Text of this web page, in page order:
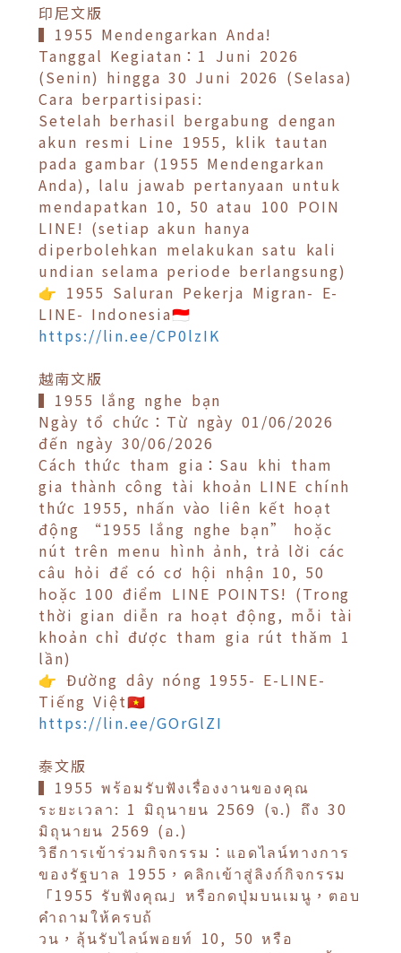
印尼文版
▍1955 Mendengarkan Anda!
Tanggal Kegiatan：1 Juni 2026
(Senin) hingga 30 Juni 2026 (Selasa)
Cara berpartisipasi:
Setelah berhasil bergabung dengan
akun resmi Line 1955, klik tautan
pada gambar (1955 Mendengarkan
Anda), lalu jawab pertanyaan untuk
mendapatkan 10, 50 atau 100 POIN
LINE! (setiap akun hanya
diperbolehkan melakukan satu kali
undian selama periode berlangsung)
👉 1955 Saluran Pekerja Migran- E-
LINE- Indonesia🇮🇩
https://lin.ee/CP0lzIK
越南文版
▍1955 lắng nghe bạn
Ngày tổ chức：Từ ngày 01/06/2026
đến ngày 30/06/2026
Cách thức tham gia：Sau khi tham
gia thành công tài khoản LINE chính
thức 1955, nhấn vào liên kết hoạt
động “1955 lắng nghe bạn” hoặc
nút trên menu hình ảnh, trả lời các
câu hỏi để có cơ hội nhận 10, 50
hoặc 100 điểm LINE POINTS! (Trong
thời gian diễn ra hoạt động, mỗi tài
khoản chỉ được tham gia rút thăm 1
lần)
👉 Đường dây nóng 1955- E-LINE-
Tiếng Việt🇻🇳
https://lin.ee/GOrGlZI
泰文版
▍1955 พร้อมรับฟังเรื่องงานของคุณ
ระยะเวลา: 1 มิถุนายน 2569 (จ.) ถึง 30
มิถุนายน 2569 (อ.)
วิธีการเข้าร่วมกิจกรรม：แอดไลน์ทางการ
ของรัฐบาล 1955，คลิกเข้าสู่ลิงก์กิจกรรม
「1955 รับฟังคุณ」หรือกดปุ่มบนเมนู，ตอบ
คำถามให้ครบถ้
วน，ลุ้นรับไลน์พอยท์ 10, 50 หรือ